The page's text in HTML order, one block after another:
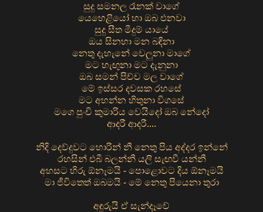
සුදු සමනල රෑනක් වාගේ
යෙහෙළියෝ හා ඔබ එනවා
සුදු සීත මීදුම් යායේ
ඔය සිනහා මන බඳිනා
නෙතු දැහැනේ වෙලුනා මාගේ
මට හැඟුනා මට දැනුනා
ඔබ සමන් පිච්ච මල වාගේ
මේ ඉස්සර දවසක රහසේ
මට අහන්න හිතුනා විගසේ
මගෙ පුංචි කුමාරිය වෙයිදෝ ඔබ නේදෝ
ආදරී ආදරී....
නිදි දෙව්දුවට හොරින් නී නෙතු පිය අද්දර ඉන්නේ
රහසින් එබී බලන්නී යලි සැඟවී යන්නී
අහසට හිරු ඕනෑමයි - පොළොවට දිය ඕනෑමයි
මා ජීවිතෙත් ඔබමයි - මේ නෙතු පියෙනා තුරා
අඳුරුයි ඒ සැන්දෑවේ